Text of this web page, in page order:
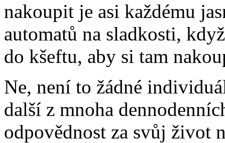
nakoupit je asi každému
automatů na sladkosti,
do kšeftu, aby si tam
Ne, není to žádné
další z mnoha
odpovědnost za svůj život